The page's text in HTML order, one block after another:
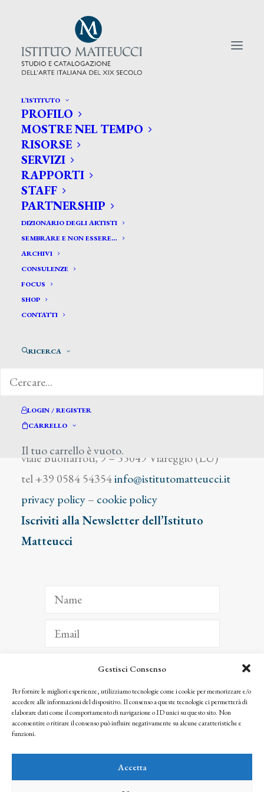
Gestisci Consenso
Per fornire le migliori esperienze, utilizziamo tecnologie come i cookie per memorizzare e/o
accedere alle informazioni del dispositivo. Il consenso a queste tecnologie ci permetterà di
elaborare dati come il comportamento di navigazione o ID unici su questo sito. Non
acconsentire o ritirare il consenso può influire negativamente su alcune caratteristiche e
funzioni.
Accetta
L’ISTITUTO
PROFILO
MOSTRE NEL TEMPO
RISORSE
SERVIZI
RAPPORTI
STAFF
PARTNERSHIP
DIZIONARIO DEGLI ARTISTI
SEMBRARE E NON ESSERE…
ARCHIVI
CONSULENZE
FOCUS
SHOP
CONTATTI
RICERCA
LOGIN / REGISTER
CARRELLO
Il tuo carrello è vuoto.
CERCA TRA GLI ARTISTI:
Search
for:
Governato Giovanni
viale Buonarroti, 9 – 55049 Viareggio (LU)
tel +39 0584 54354info@istitutomatteucci.it
privacy policy– cookie policy
Iscriviti alla Newsletter dell’Istituto
Matteucci
ISCRIVITI
Facendo clic per iscriverti, riconosci che le tue informazioni saranno trattate
seguendo la nostra Privacy Policy
© 2025 Istituto Matteucci. All right reserved
l’autorizzazione scritta dei proprietari dei diritti e dell’Istituto Matteucci